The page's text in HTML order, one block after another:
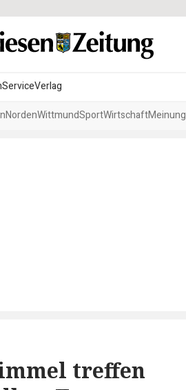
ServiceVerlag
NordenWittmundSportWirtschaftMeinung
treffen